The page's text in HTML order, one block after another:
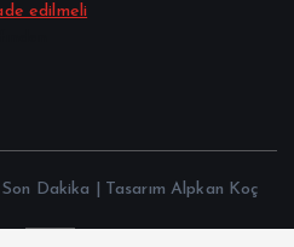
edilmeli
Dakika | Tasarım Alpkan Koç